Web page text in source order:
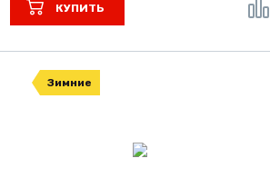
КУПИТЬ
Зимние